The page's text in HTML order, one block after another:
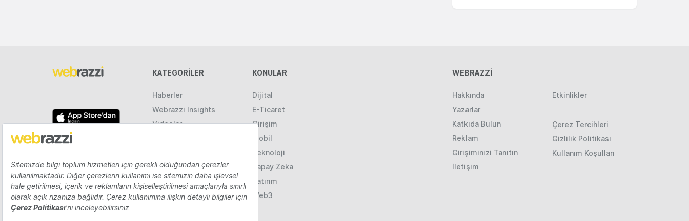
KATEGORILER
Haberler
Webrazzi Insights
Videolar
KONULAR
Dijital
E-Ticaret
Girişim
Mobil
Teknoloji
Yapay Zeka
Yatırım
Web3
WEBRAZZİ
Hakkında
Yazarlar
Katkıda Bulun
Reklam
Girişiminizi Tanıtın
İletişim
Etkinlikler
Çerez Tercihleri
Gizlilik Politikası
Kullanım Koşulları